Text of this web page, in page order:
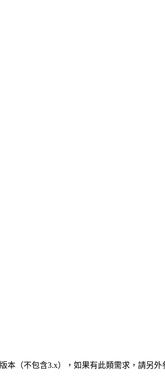
本（不包含3.x），如果有此類需求，請另